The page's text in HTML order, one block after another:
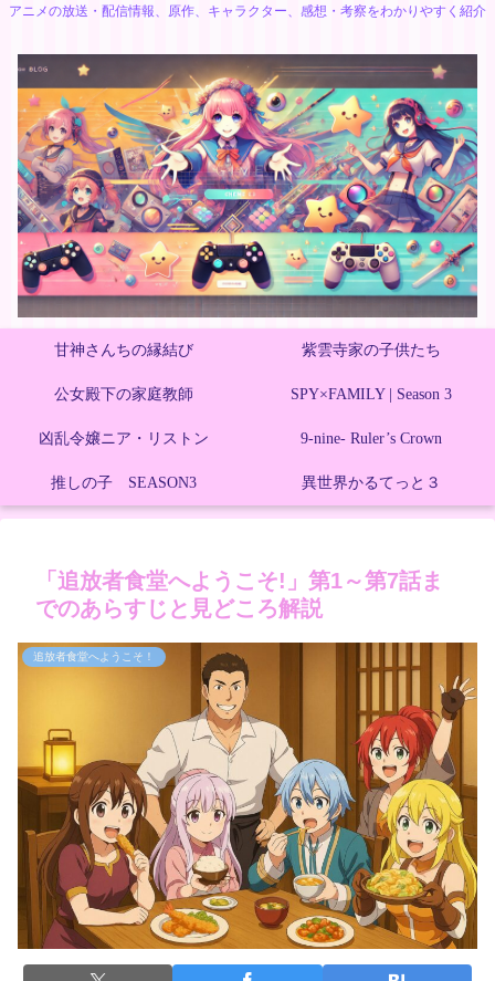
アニメの放送・配信情報、原作、キャラクター、感想・考察をわかりやすく紹介
甘神さんちの縁結び 紫雲寺家の子供たち
公女殿下の家庭教師 SPY×FAMILY | Season 3
凶乱令嬢ニア・リストン 9-nine- Ruler’s Crown
推しの子 SEASON3 異世界かるてっと３
「追放者食堂へようこそ!」第1～第7話ま
でのあらすじと見どころ解説
追放者食堂へようこそ！